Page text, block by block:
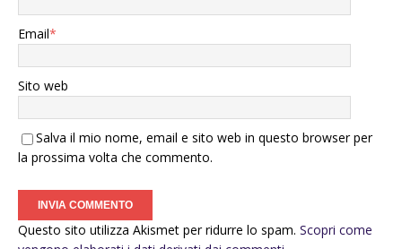
Email*
Sito web
Salva il mio nome, email e sito web in questo browser per
la prossima volta che commento.
Questo sito utilizza Akismet per ridurre lo spam. Scopri come